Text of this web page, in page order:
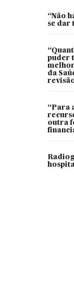
“Não
se dar
puder
da
“Para
outra